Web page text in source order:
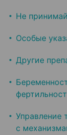
Не
Особые
Другие
Управление
с